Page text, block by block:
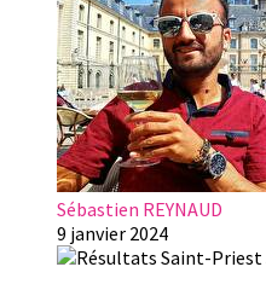
Sébastien REYNAUD
9 janvier 2024